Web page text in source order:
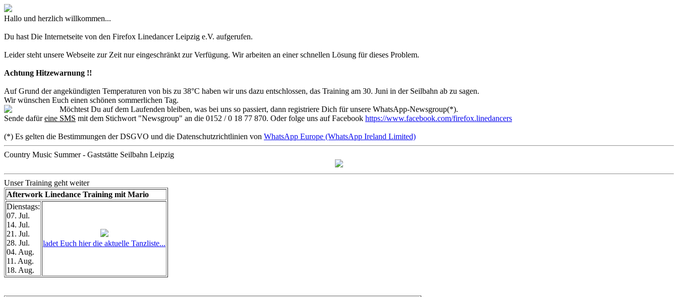
Hallo und herzlich willkommen...
Du hast Die Internetseite von den Firefox Linedancer Leipzig e.V. aufgerufen.
Leider steht unsere Webseite zur Zeit nur eingeschränkt zur Verfügung. Wir arbeiten an einer schnellen Lösung für dieses Problem.
Achtung Hitzewarnung !!
Auf Grund der angekündigten Temperaturen von bis zu 38°C haben wir uns dazu entschlossen, das Training am 30. Juni in der Seilbahn ab zu sagen.
Wir wünschen Euch einen schönen sommerlichen Tag.
Möchtest Du auf dem Laufenden bleiben, was bei uns so passiert, dann registriere Dich für unsere WhatsApp-Newsgroup(*).
Sende dafüreine SMS mit dem Stichwort "Newsgroup" an die 0152 / 0 18 77 870. Oder folge uns auf Facebook https://www.facebook.com/firefox.linedancers
(*) Es gelten die Bestimmungen der DSGVO und die Datenschutzrichtlinien von WhatsApp Europe (WhatsApp Ireland Limited)
Country Music Summer - Gaststätte Seilbahn Leipzig
Unser Training geht weiter
Afterwork Linedance Training mit Mario
Dienstags:
07. Jul.
14. Jul.
21. Jul.
28. Jul.
04. Aug.
11. Aug.
18. Aug.
ladet Euch hier die aktuelle Tanzliste...